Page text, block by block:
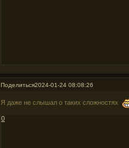
Поделиться2024-01-24 08:08:26
Я даже не слышал о таких сложностях
0